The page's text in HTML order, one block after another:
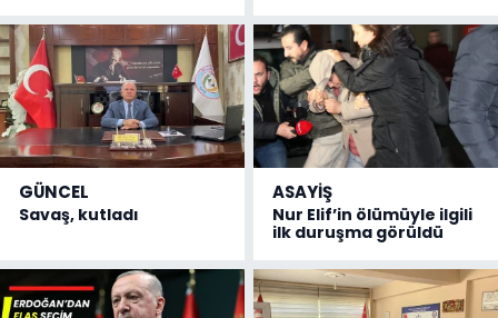
GÜNCEL
Savaş, kutladı
ASAYİŞ
Nur Elif’in ölümüyle ilgili
ilk duruşma görüldü